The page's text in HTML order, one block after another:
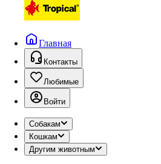
Главная
Контакты
Любимые
Войти
Собакам
Кошкам
Другим животным